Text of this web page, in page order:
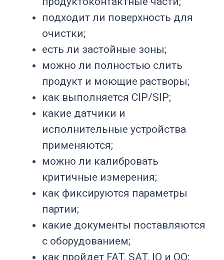
Почему оборудование
важно для GMP-
производства
GMP-производство строится на
управлении рисками. Оборудование
влияет на качество продукта
напрямую: оно контактирует с сырьем,
лекарственной формой, моющими
растворами, стерильными средами,
газами и инженерными системами.
Помещения и оборудование должны
быть расположены, спроектированы,
обслуживаться так, чтобы
соответствовать выполняемым
операциям, снижать риск ошибок и
обеспечивать эффективную очистку и